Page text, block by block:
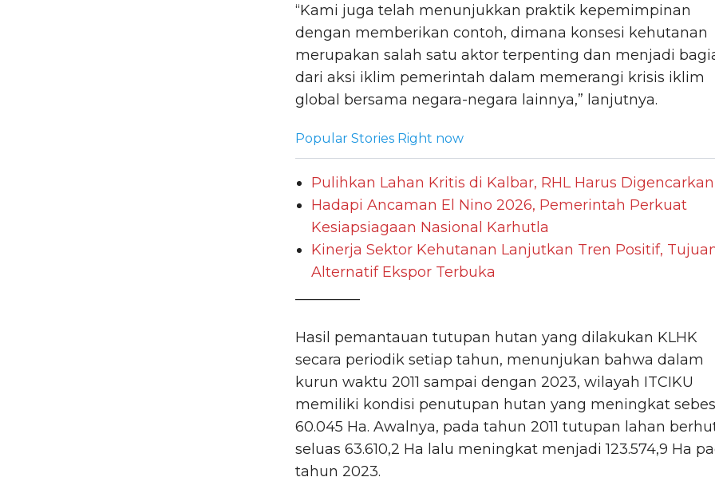
“Kami juga telah menunjukkan praktik kepemimpinan
dengan memberikan contoh, dimana konsesi kehutanan
merupakan salah satu aktor terpenting dan menjadi
dari aksi iklim pemerintah dalam memerangi krisis iklim
global bersama negara-negara lainnya,” lanjutnya.
Popular Stories Right now
Pulihkan Lahan Kritis di Kalbar, RHL Harus Digencarkan
Hadapi Ancaman El Nino 2026, Pemerintah Perkuat
Kesiapsiagaan Nasional Karhutla
Kinerja Sektor Kehutanan Lanjutkan Tren Positif,
Alternatif Ekspor Terbuka
Hasil pemantauan tutupan hutan yang dilakukan KLHK
secara periodik setiap tahun, menunjukan bahwa dalam
kurun waktu 2011 sampai dengan 2023, wilayah ITCIKU
memiliki kondisi penutupan hutan yang meningkat
60.045 Ha. Awalnya, pada tahun 2011 tutupan lahan
seluas 63.610,2 Ha lalu meningkat menjadi 123.574,9 Ha
tahun 2023.